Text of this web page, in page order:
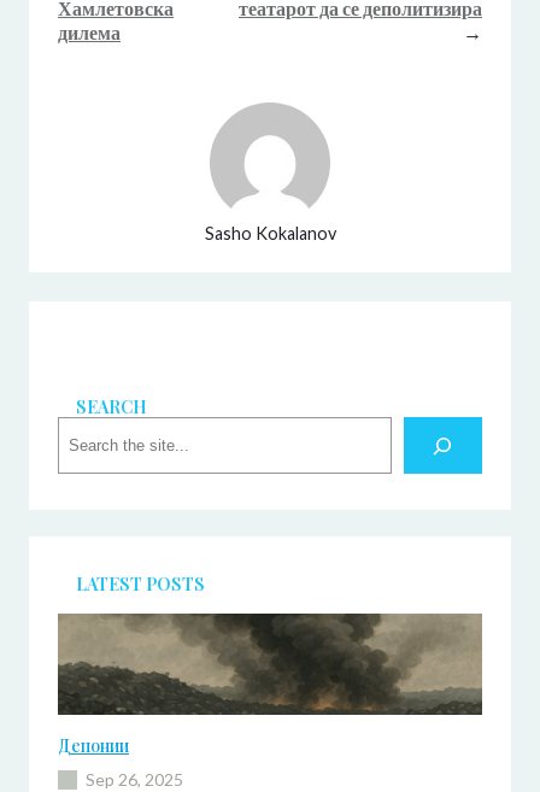
Хамлетовска
дилема
театарот да се деполитизира
→
Sasho Kokalanov
SEARCH
a
LATEST POSTS
Депонии
Sep 26, 2025